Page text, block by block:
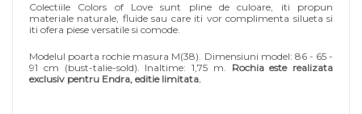
Colectiile Colors of Love sunt pline de culoare, iti propun
materiale naturale, fluide sau care iti vor complimenta silueta si
iti ofera piese versatile si comode.
Modelul poarta rochie masura M(38). Dimensiuni model: 86 - 65 -
91 cm (bust-talie-sold). Inaltime: 1,75 m. Rochia este realizata
exclusiv pentru Endra, editie limitata.